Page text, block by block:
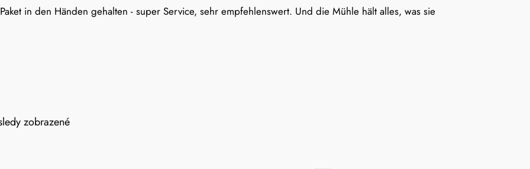
in den Händen gehalten - super Service, sehr empfehlenswert. Und die Mühle hält alles, was sie
zobrazené